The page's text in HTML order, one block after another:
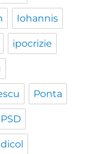
Iohannis
ipocrizie
Ponta
PSD